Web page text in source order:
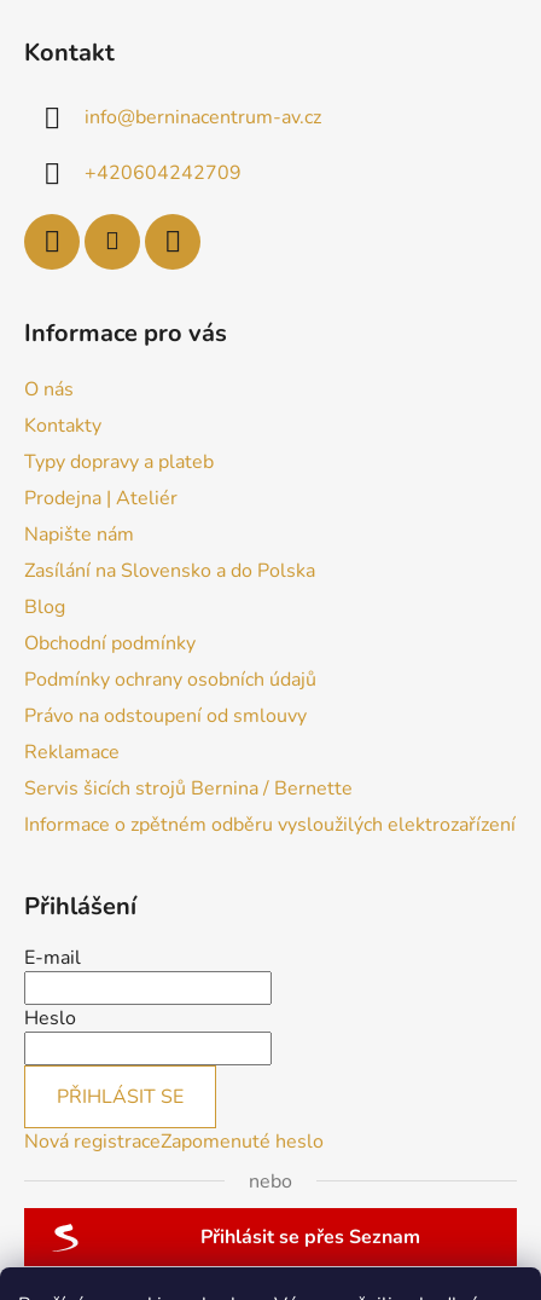
Kontakt
info@berninacentrum-av.cz
+420604242709
Informace pro vás
O nás
Kontakty
Typy dopravy a plateb
Prodejna | Ateliér
Napište nám
Zasílání na Slovensko a do Polska
Blog
Obchodní podmínky
Podmínky ochrany osobních údajů
Právo na odstoupení od smlouvy
Reklamace
Servis šicích strojů Bernina / Bernette
Informace o zpětném odběru vysloužilých elektrozařízení
Přihlášení
E-mail
Heslo
PŘIHLÁSIT SE
Nová registraceZapomenuté heslo
nebo
Přihlásit se přes Seznam